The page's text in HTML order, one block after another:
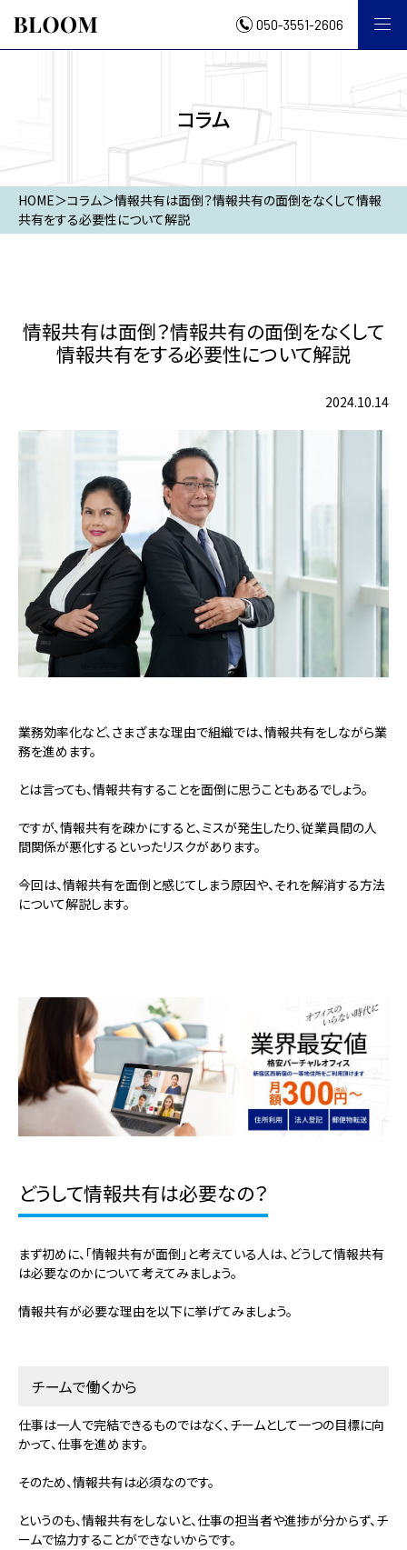
050-3551-2606
コラム
HOME＞コラム＞情報共有は面倒？情報共有の面倒をなくして情報
共有をする必要性について解説
情報共有は面倒？情報共有の面倒をなくして
情報共有をする必要性について解説
2024.10.14
業務効率化など、さまざまな理由で組織では、情報共有をしながら業
務を進めます。
とは言っても、情報共有することを面倒に思うこともあるでしょう。
ですが、情報共有を疎かにすると、ミスが発生したり、従業員間の人
間関係が悪化するといったリスクがあります。
今回は、情報共有を面倒と感じてしまう原因や、それを解消する方法
について解説します。
どうして情報共有は必要なの？
まず初めに、「情報共有が面倒」と考えている人は、どうして情報共有
は必要なのかについて考えてみましょう。
情報共有が必要な理由を以下に挙げてみましょう。
チームで働くから
仕事は一人で完結できるものではなく、チームとして一つの目標に向
かって、仕事を進めます。
そのため、情報共有は必須なのです。
というのも、情報共有をしないと、仕事の担当者や進捗が分からず、チ
ームで協力することができないからです。